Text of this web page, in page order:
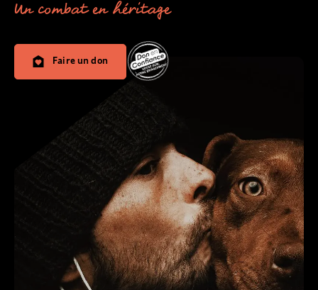
Un combat en héritage
Faire un don